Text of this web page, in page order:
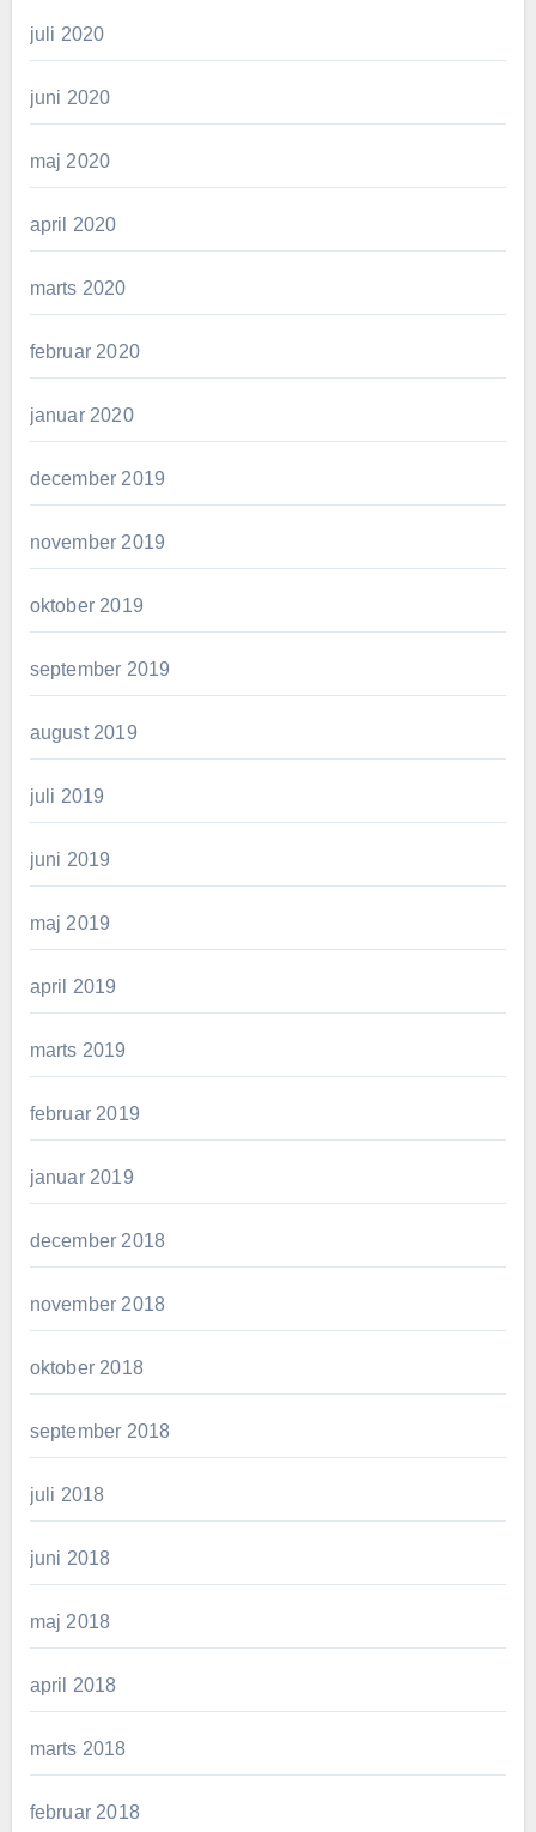
juli 2020
juni 2020
maj 2020
april 2020
marts 2020
februar 2020
januar 2020
december 2019
november 2019
oktober 2019
september 2019
august 2019
juli 2019
juni 2019
maj 2019
april 2019
marts 2019
februar 2019
januar 2019
december 2018
november 2018
oktober 2018
september 2018
juli 2018
juni 2018
maj 2018
april 2018
marts 2018
februar 2018